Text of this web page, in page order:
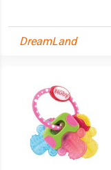
DreamLand